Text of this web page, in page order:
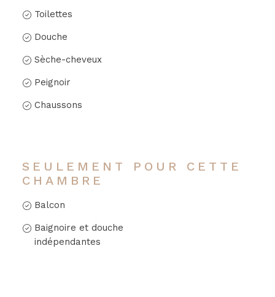
Toilettes
Douche
Sèche-cheveux
Peignoir
Chaussons
SEULEMENT POUR CETTE
CHAMBRE
Balcon
Baignoire et douche
indépendantes